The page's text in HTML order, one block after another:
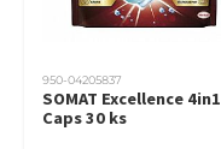
950-04205837
SOMAT Excellence 4in1
Caps 30 ks